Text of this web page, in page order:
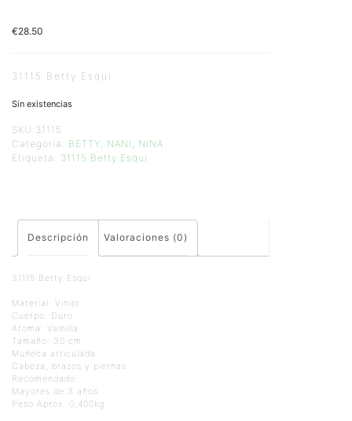
€28.50
31115 Betty Esqui
Sin existencias
SKU: 31115
Categoría: BETTY, NANI, NINA
Etiqueta: 31115 Betty Esqui
Descripción Valoraciones (0)
31115 Betty Esqui
Material: Vinilo
Cuerpo: Duro
Aroma: Vainilla
Tamaño: 30 cm
Muñeca articulada:
Cabeza, brazos y piernas
Recomendado:
Mayores de 3 años
Peso Aprox: 0,400kg